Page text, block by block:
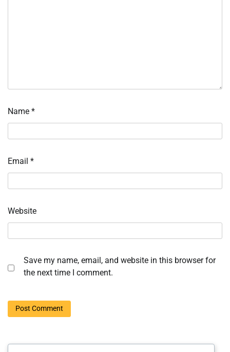
Name *
Email *
Website
Save my name, email, and website in this browser for
the next time I comment.